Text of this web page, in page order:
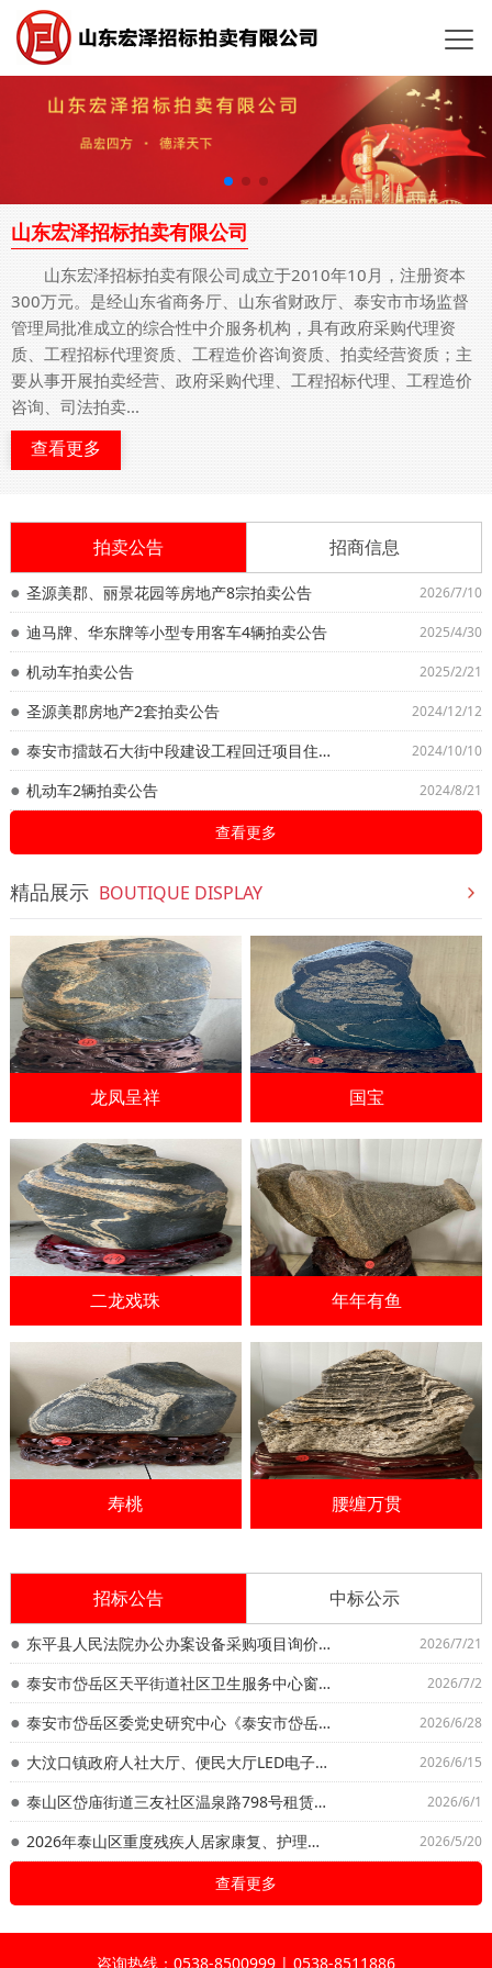
山东宏泽招标拍卖有限公司
山东宏泽招标拍卖有限公司成立于2010年10月，注册资本
300万元。是经山东省商务厅、山东省财政厅、泰安市市场监督
管理局批准成立的综合性中介服务机构，具有政府采购代理资
质、工程招标代理资质、工程造价咨询资质、拍卖经营资质；主
要从事开展拍卖经营、政府采购代理、工程招标代理、工程造价
咨询、司法拍卖...
查看更多
拍卖公告 招商信息
圣源美郡、丽景花园等房地产8宗拍卖公告 2026/7/10
迪马牌、华东牌等小型专用客车4辆拍卖公告 2025/4/30
机动车拍卖公告 2025/2/21
圣源美郡房地产2套拍卖公告 2024/12/12
泰安市擂鼓石大街中段建设工程回迁项目住宅楼即岱宗山居58套房地产拍卖公告 2024/10/10
机动车2辆拍卖公告 2024/8/21
查看更多
精品展示 BOUTIQUE DISPLAY
龙凤呈祥 国宝
二龙戏珠 年年有鱼
寿桃 腰缠万贯
招标公告 中标公示
东平县人民法院办公办案设备采购项目询价公告 2026/7/21
泰安市岱岳区天平街道社区卫生服务中心窗帘采购安装项目 （自行采购）询价公告 2026/7/2
泰安市岱岳区委党史研究中心《泰安市岱岳区年鉴2026》、《中国共产党泰安市岱岳区历次代表大会重要文献选编》编撰及出版印刷项目 竞争性磋商公告 2026/6/28
大汶口镇政府人社大厅、便民大厅LED电子屏升级改造项目询价公告 2026/6/15
泰山区岱庙街道三友社区温泉路798号租赁权项目 招标公告 2026/6/1
2026年泰山区重度残疾人居家康复、护理服务项目竞争性谈判公告 2026/5/20
查看更多
咨询热线：0538-8500999 | 0538-8511886